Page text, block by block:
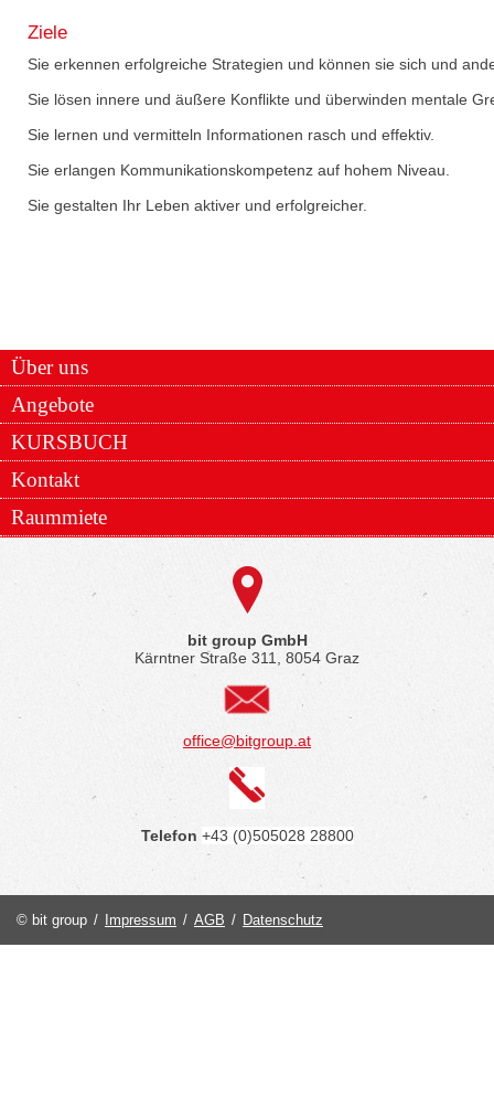
Ziele
Sie erkennen erfolgreiche Strategien und können sie sich und
Sie lösen innere und äußere Konflikte und überwinden mentale
Sie lernen und vermitteln Informationen rasch und effektiv.
Sie erlangen Kommunikationskompetenz auf hohem Niveau.
Sie gestalten Ihr Leben aktiver und erfolgreicher.
Über uns
Angebote
KURSBUCH
Kontakt
Raummiete
bit group GmbH
Kärntner Straße 311, 8054 Graz
office@bitgroup.at
Telefon +43 (0)505028 28800
© bit group / Impressum / AGB / Datenschutz